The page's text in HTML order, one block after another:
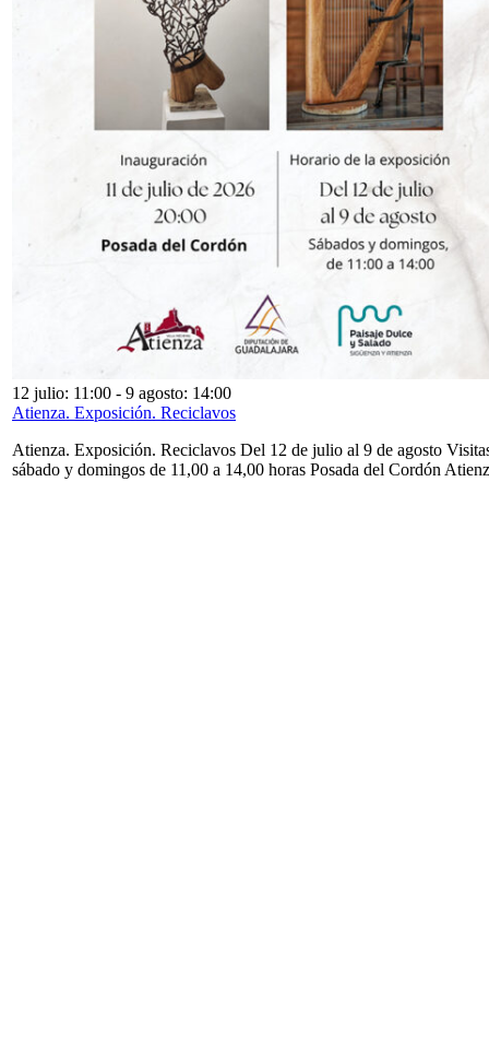
12 julio: 11:00 - 9 agosto: 14:00
Atienza. Exposición. Reciclavos
Atienza. Exposición. Reciclavos Del 12 de julio al 9 de agosto
sábado y domingos de 11,00 a 14,00 horas Posada del Cordón